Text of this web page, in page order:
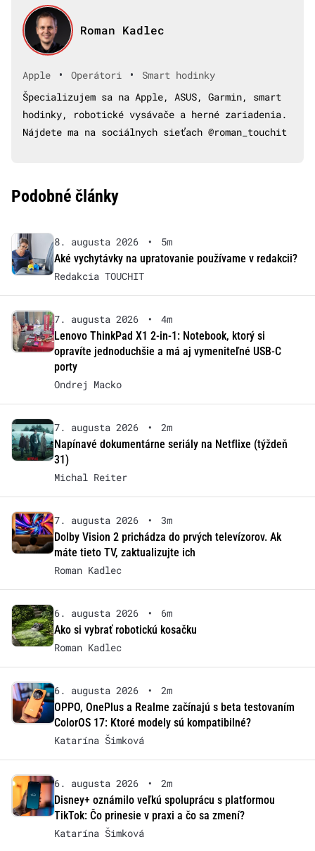
Roman Kadlec
Apple • Operátori •
Smart hodinky
Špecializujem sa na Apple, ASUS, Garmin, smart
hodinky, robotické vysávače a herné zariadenia.
Nájdete ma na sociálnych sieťach @roman_touchit
Podobné články
8. augusta 2026 •
5m
Aké vychytávky na upratovanie používame v redakcii?
Redakcia TOUCHIT
7. augusta 2026 •
4m
Lenovo ThinkPad X1 2-in-1: Notebook, ktorý si
opravíte jednoduchšie a má aj vymeniteľné USB-C
porty
Ondrej Macko
7. augusta 2026 •
2m
Napínavé dokumentárne seriály na Netflixe (týždeň
31)
Michal Reiter
7. augusta 2026 •
3m
Dolby Vision 2 prichádza do prvých televízorov. Ak
máte tieto TV, zaktualizujte ich
Roman Kadlec
6. augusta 2026 •
6m
Ako si vybrať robotickú kosačku
Roman Kadlec
6. augusta 2026 •
2m
OPPO, OnePlus a Realme začínajú s beta testovaním
ColorOS 17: Ktoré modely sú kompatibilné?
Katarína Šimková
6. augusta 2026 •
2m
Disney+ oznámilo veľkú spoluprácu s platformou
TikTok: Čo prinesie v praxi a čo sa zmení?
Katarína Šimková